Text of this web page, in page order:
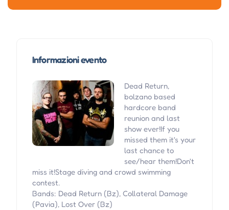
Informazioni evento
Dead Return,
bolzano based
hardcore band
reunion and last
show ever!If you
missed them it's your
last chance to
see/hear them!Don't
miss it!Stage diving and crowd swimming
contest.
Bands: Dead Return (Bz), Collateral Damage
(Pavia), Lost Over (Bz)